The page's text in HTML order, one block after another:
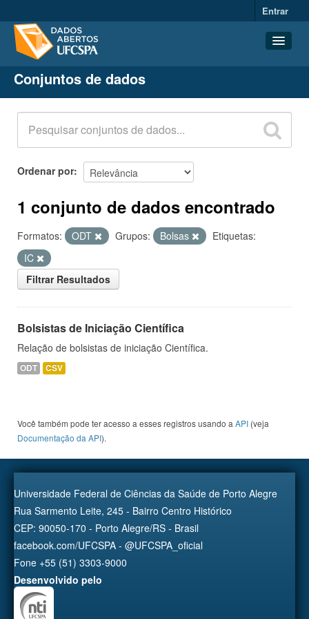
Entrar
Conjuntos de dados
Organizações
Grupos
Sobre
Conjuntos de dados
Ordenar por
1 conjunto de dados encontrado
Formatos: ODT Grupos: Bolsas
Etiquetas:
IC
Filtrar Resultados
Bolsistas de Iniciação Científica
Relação de bolsistas de iniciação Científica.
ODT CSV
Você também pode ter acesso a esses registros usando a API (veja
Documentação da API).
Universidade Federal de Ciências da Saúde de Porto Alegre
Rua Sarmento Leite, 245 - Bairro Centro Histórico
CEP: 90050-170 - Porto Alegre/RS - Brasil
facebook.com/UFCSPA - @UFCSPA_oficial
Fone +55 (51) 3303-9000
Desenvolvido pelo